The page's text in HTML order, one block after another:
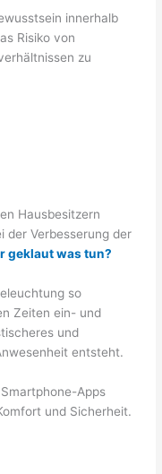
innerhalb
Risiko von
zu
Hausbesitzern
der Verbesserung der
geklaut was tun?
so
Zeiten ein- und
und
entsteht.
Apps
und Sicherheit.